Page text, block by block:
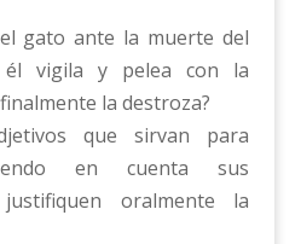
gato ante la muerte del
él vigila y pelea con la
la destroza?
que sirvan para
en cuenta sus
oralmente la